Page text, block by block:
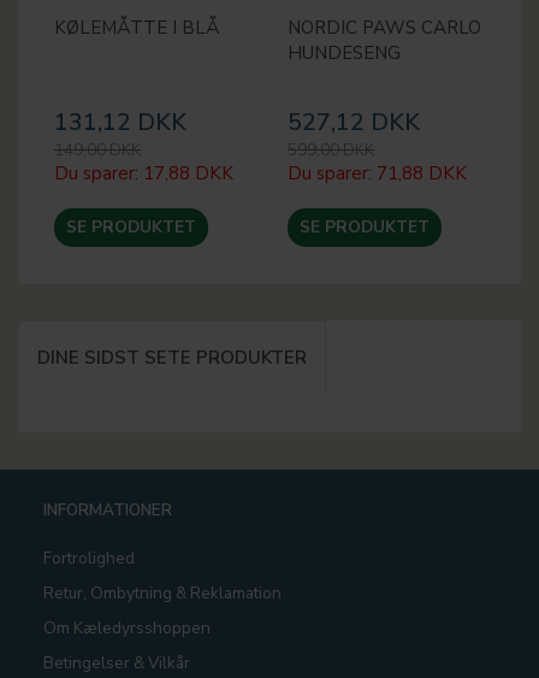
KØLEMÅTTE I BLÅ
131,12 DKK
149,00 DKK
Du sparer: 17,88 DKK
SE PRODUKTET
NORDIC PAWS CARLO
HUNDESENG
527,12 DKK
599,00 DKK
Du sparer: 71,88 DKK
SE PRODUKTET
DINE SIDST SETE PRODUKTER
INFORMATIONER
Fortrolighed
Retur, Ombytning & Reklamation
Om Kæledyrsshoppen
Betingelser & Vilkår